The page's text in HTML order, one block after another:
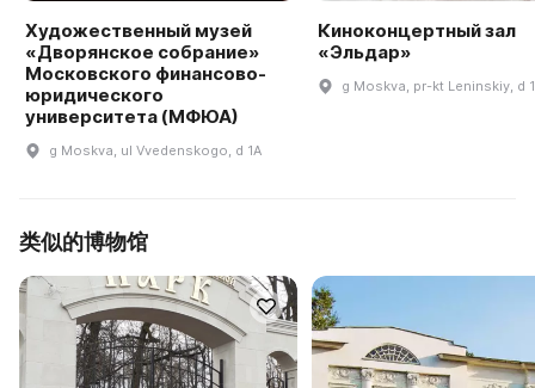
Художественный музей
«Дворянское собрание»
Московского финансово-
юридического
университета (МФЮА)
g Moskva, ul Vvedenskogo, d 1A
Киноконцертный зал
«Эльдар»
g Moskva, pr-kt Leninskiy, d
类似的博物馆